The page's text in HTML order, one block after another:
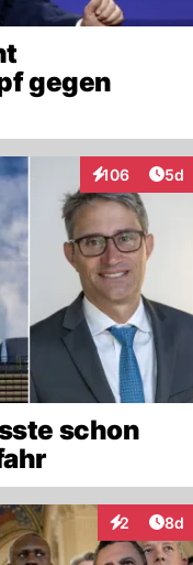
gegen
106
Interaktionen
5d
schon
2 8d